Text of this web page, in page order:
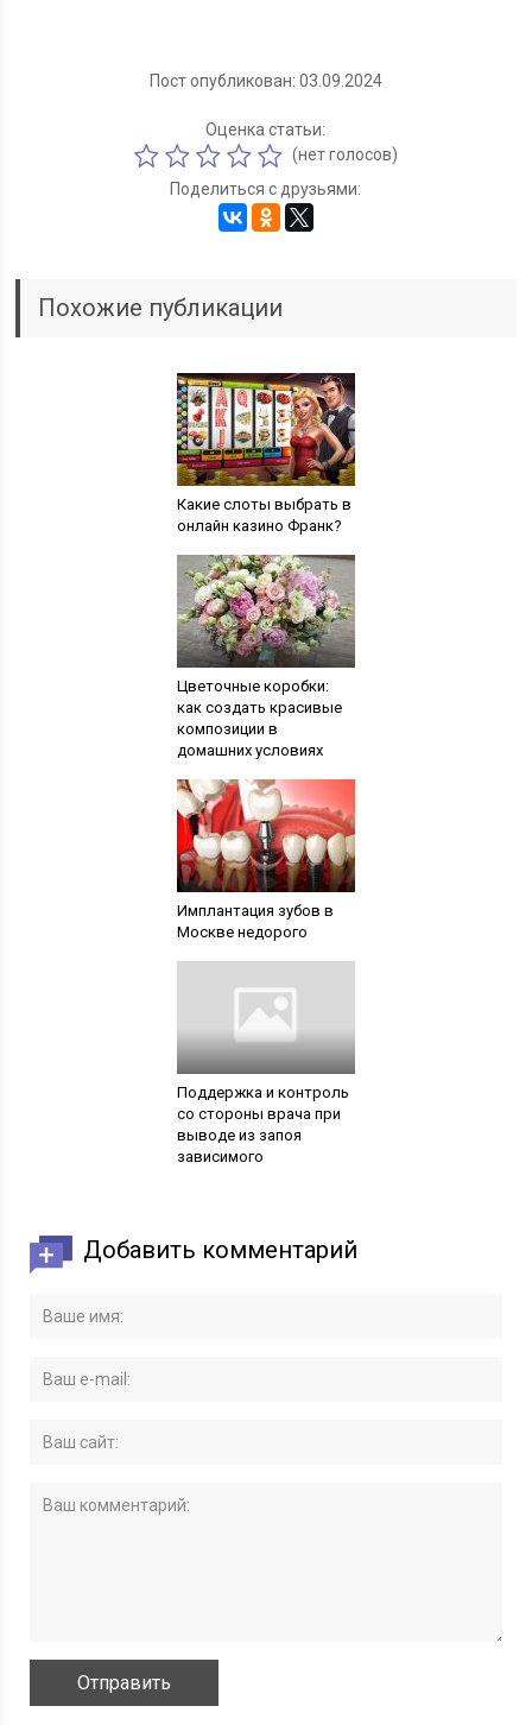
Пост опубликован: 03.09.2024
Оценка статьи:
(нет голосов)
Поделиться с друзьями:
Похожие публикации
Какие слоты выбрать в
онлайн казино Франк?
Цветочные коробки:
как создать красивые
композиции в
домашних условиях
Имплантация зубов в
Москве недорого
Поддержка и контроль
со стороны врача при
выводе из запоя
зависимого
Добавить комментарий